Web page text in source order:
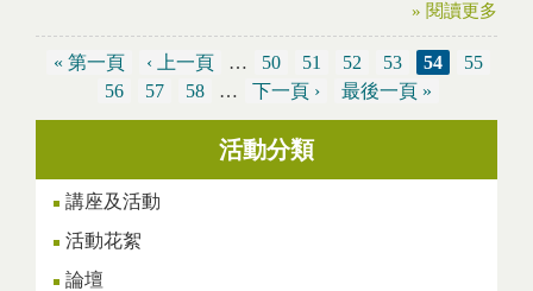
» 閱讀更多
頁面
« 第一頁 ‹ 上一頁 … 50 51 52 53 54
55
56
57 58 … 下一頁 › 最後一頁 »
活動分類
講座及活動
活動花絮
論壇